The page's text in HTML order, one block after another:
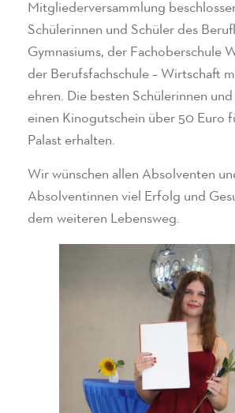
Mitgliederversammlung
Schülerinnen und Schüler des
Gymnasiums, der Fachoberschule
der Berufsfachschule – Wirtschaft
ehren. Die besten Schülerinnen
einen Kinogutschein über 50 Euro
Palast erhalten.
Wir wünschen allen Absolventen
Absolventinnen viel Erfolg und
dem weiteren Lebensweg.